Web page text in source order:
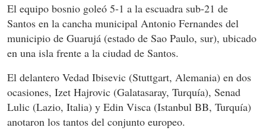
El equipo bosnio goleó 5-1 a la escuadra sub-21 de
Santos en la cancha municipal Antonio Fernandes del
municipio de Guarujá (estado de Sao Paulo, sur), ubicado
en una isla frente a la ciudad de Santos.
El delantero Vedad Ibisevic (Stuttgart, Alemania) en dos
ocasiones, Izet Hajrovic (Galatasaray, Turquía), Senad
Lulic (Lazio, Italia) y Edin Visca (Istanbul BB, Turquía)
anotaron los tantos del conjunto europeo.